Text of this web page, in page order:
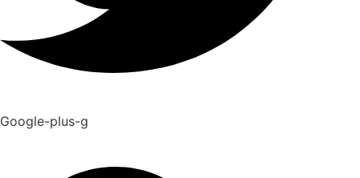
Google-plus-g